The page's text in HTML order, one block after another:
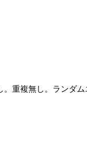
重複無し。ランダム